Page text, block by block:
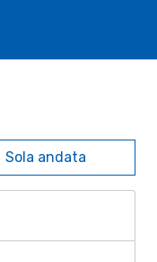
Sola andata